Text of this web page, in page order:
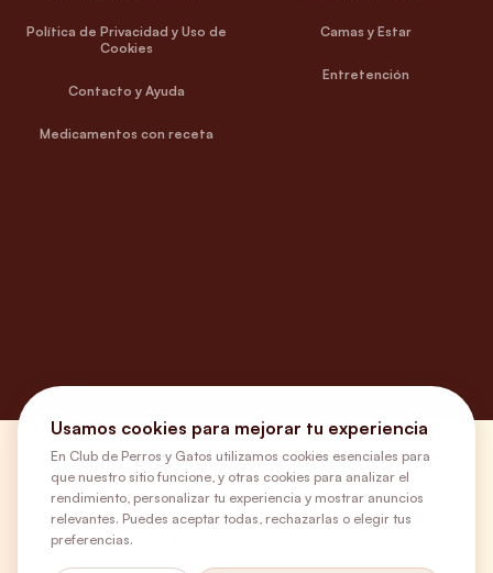
Política de Privacidad y Uso de
Cookies
Contacto y Ayuda
Medicamentos con receta
Camas y Estar
Entretención
¿Necesitas ayuda?
Usamos cookies para mejorar tu experiencia
En Club de Perros y Gatos utilizamos cookies esenciales para
que nuestro sitio funcione, y otras cookies para analizar el
rendimiento, personalizar tu experiencia y mostrar anuncios
relevantes. Puedes aceptar todas, rechazarlas o elegir tus
preferencias.